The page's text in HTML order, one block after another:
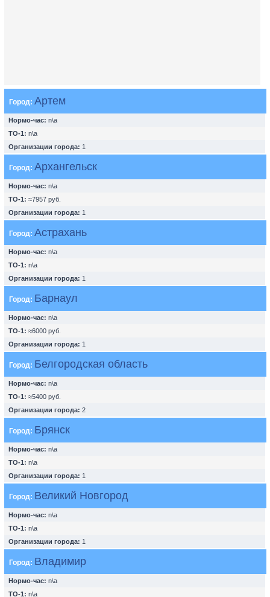
Город: Артем
Нормо-час: n\a
ТО-1: n\a
Организации города: 1
Город: Архангельск
Нормо-час: n\a
ТО-1: ≈7957 руб.
Организации города: 1
Город: Астрахань
Нормо-час: n\a
ТО-1: n\a
Организации города: 1
Город: Барнаул
Нормо-час: n\a
ТО-1: ≈6000 руб.
Организации города: 1
Город: Белгородская область
Нормо-час: n\a
ТО-1: ≈5400 руб.
Организации города: 2
Город: Брянск
Нормо-час: n\a
ТО-1: n\a
Организации города: 1
Город: Великий Новгород
Нормо-час: n\a
ТО-1: n\a
Организации города: 1
Город: Владимир
Нормо-час: n\a
ТО-1: n\a